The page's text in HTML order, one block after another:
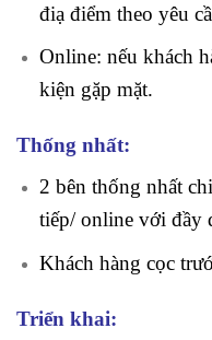
điạ điểm theo yêu
Online: nếu khách
kiện gặp mặt.
Thống nhất:
2 bên thống nhất
tiếp/ online với đầy
Khách hàng cọc
Triển khai: